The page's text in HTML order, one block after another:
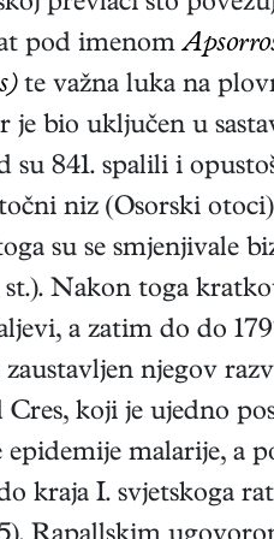
pod imenom
te važna luka na
bio uključen u
su 841. spalili i
niz (Osorski
su se smjenjivale
Nakon toga
a zatim do do
njegov
koji je ujedno
malarije, a
kraja I. svjetskoga